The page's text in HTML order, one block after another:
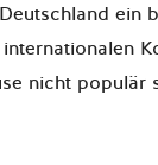
ein
nicht populär